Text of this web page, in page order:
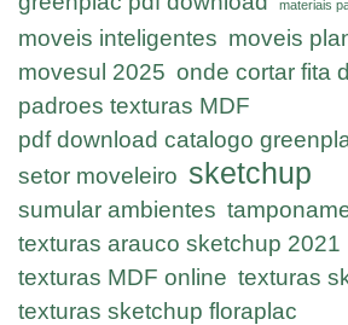
materiais
moveis inteligentes moveis
movesul 2025 onde cortar fita
padroes texturas MDF
pdf download catalogo
setor moveleiro sketchup
sumular ambientes
texturas arauco sketchup 2021
texturas MDF online texturas
texturas sketchup floraplac